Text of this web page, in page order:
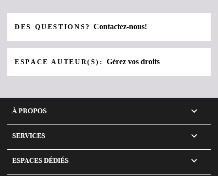
DES QUESTIONS?Contactez-nous!
ESPACE AUTEUR(S):Gérez vos droits
À PROPOS 
SERVICES 
ESPACES DÉDIÉS 